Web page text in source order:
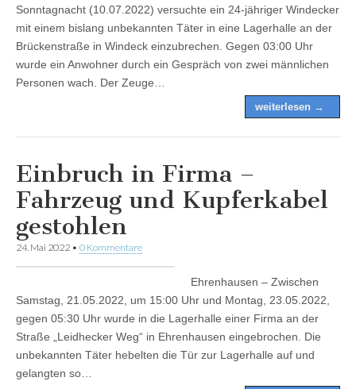
Sonntagnacht (10.07.2022) versuchte ein 24-jähriger Windecker
mit einem bislang unbekannten Täter in eine Lagerhalle an der
Brückenstraße in Windeck einzubrechen. Gegen 03:00 Uhr
wurde ein Anwohner durch ein Gespräch von zwei männlichen
Personen wach. Der Zeuge…
weiterlesen →
Einbruch in Firma –
Fahrzeug und Kupferkabel
gestohlen
24. Mai 2022 • 0 Kommentare
Ehrenhausen – Zwischen
Samstag, 21.05.2022, um 15:00 Uhr und Montag, 23.05.2022,
gegen 05:30 Uhr wurde in die Lagerhalle einer Firma an der
Straße „Leidhecker Weg“ in Ehrenhausen eingebrochen. Die
unbekannten Täter hebelten die Tür zur Lagerhalle auf und
gelangten so…